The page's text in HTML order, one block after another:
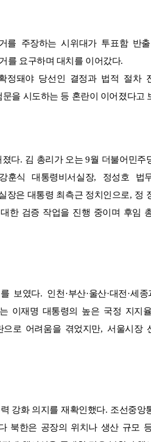
를 주장하는 시위대가 투표함 반
를 요구하며 대치를 이어갔다.
정돼야 당선인 결정과 법적 절차
을 시도하는 등 혼란이 이어졌다고
졌다. 김 총리가 오는9월 더불어민주
식 대통령비서실장, 정성호 법
장은 대통령 최측근 정치인으로, 정
한 검증 작업을 진행 중이며 후임
보였다. 인천 ·부산·울산·대전 ·세종
이재명 대통령의 높은 국정 지지
로 어려움을 겪었지만,서울시장
강화 의지를 재확인했다. 조선중앙
북한은 공장의 위치나 생산 규모